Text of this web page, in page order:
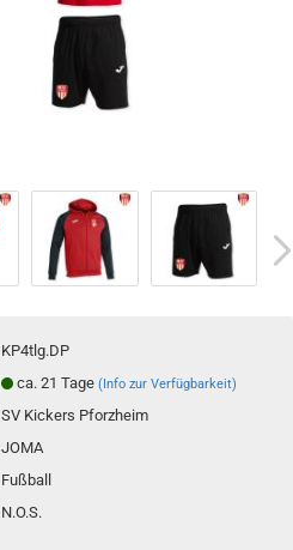
KP4tlg.DP
ca. 21 Tage(Info zur Verfügbarkeit)
SV Kickers Pforzheim
JOMA
Fußball
N.O.S.